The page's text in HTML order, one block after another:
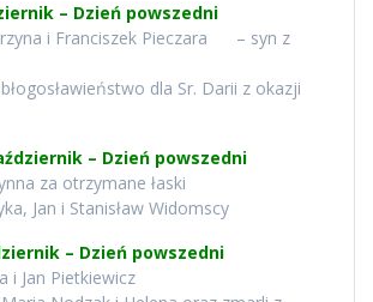
– Dzień powszedni
i Franciszek Pieczara – syn z
dla Sr. Darii z okazji
– Dzień powszedni
za otrzymane łaski
Jan i Stanisław Widomscy
– Dzień powszedni
i Jan Pietkiewicz